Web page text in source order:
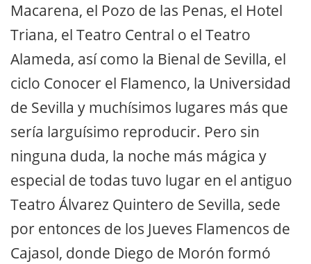
Macarena, el Pozo de las Penas, el Hotel
Triana, el Teatro Central o el Teatro
Alameda, así como la Bienal de Sevilla, el
ciclo Conocer el Flamenco, la Universidad
de Sevilla y muchísimos lugares más que
sería larguísimo reproducir. Pero sin
ninguna duda, la noche más mágica y
especial de todas tuvo lugar en el antiguo
Teatro Álvarez Quintero de Sevilla, sede
por entonces de los Jueves Flamencos de
Cajasol, donde Diego de Morón formó